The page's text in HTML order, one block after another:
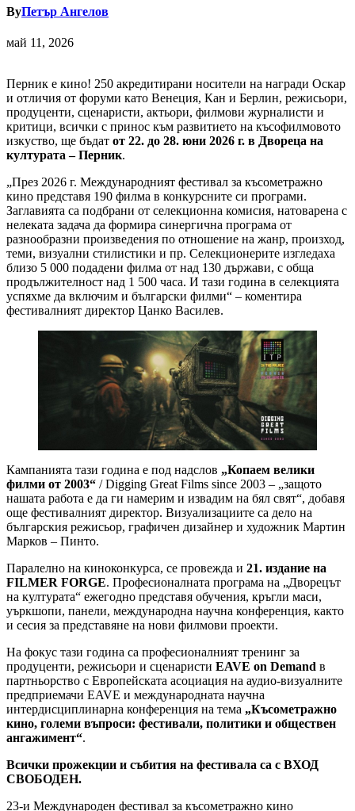
ByПетър Ангелов
май 11, 2026
Перник е кино! 250 акредитирани носители на награди Оскар
и отличия от форуми като Венеция, Кан и Берлин, режисьори,
продуценти, сценаристи, актьори, филмови журналисти и
критици, всички с принос към развитието на късофилмовото
изкуство, ще бъдат от 22. до 28. юни 2026 г. в Двореца на
културата – Перник.
„През 2026 г. Международният фестивал за късометражно
кино представя 190 филма в конкурсните си програми.
Заглавията са подбрани от селекционна комисия, натоварена с
нелеката задача да формира синергична програма от
разнообразни произведения по отношение на жанр, произход,
теми, визуални стилистики и пр. Селекционерите изгледаха
близо 5 000 подадени филма от над 130 държави, с обща
продължителност над 1 500 часа. И тази година в селекцията
успяхме да включим и български филми“ – коментира
фестивалният директор Цанко Василев.
Кампанията тази година е под надслов „Копаем велики
филми от 2003“ / Digging Great Films since 2003 – „защото
нашата работа е да ги намерим и извадим на бял свят“, добавя
още фестивалният директор. Визуализациите са дело на
българския режисьор, графичен дизайнер и художник Мартин
Марков – Пинто.
Паралелно на киноконкурса, се провежда и 21. издание на
FILMER FORGE. Професионалната програма на „Дворецът
на културата“ ежегодно представя обучения, кръгли маси,
уъркшопи, панели, международна научна конференция, както
и сесия за представяне на нови филмови проекти.
На фокус тази година са професионалният тренинг за
продуценти, режисьори и сценаристи EAVE on Demand в
партньорство с Европейската асоциация на аудио-визуалните
предприемачи EAVE и международната научна
интердисциплинарна конференция на тема „Късометражно
кино, големи въпроси: фестивали, политики и обществен
ангажимент“.
Всички прожекции и събития на фестивала са с ВХОД
СВОБОДЕН.
23-и Международен фестивал за късометражно кино